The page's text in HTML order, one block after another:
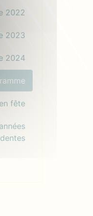
2022
2023
2024
fête